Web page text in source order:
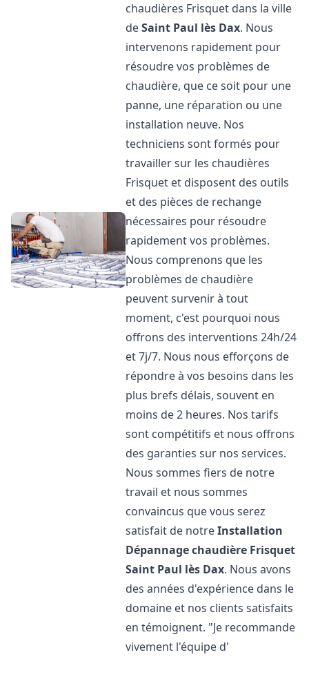
chaudières Frisquet dans la ville
deSaint Paul lès Dax. Nous
intervenons rapidement pour
résoudre vos problèmes de
chaudière, que ce soit pour une
panne, une réparation ou une
installation neuve. Nos
techniciens sont formés pour
travailler sur les chaudières
Frisquet et disposent des outils
et des pièces de rechange
nécessaires pour résoudre
rapidement vos problèmes.
Nous comprenons que les
problèmes de chaudière
peuvent survenir à tout
moment, c'est pourquoi nous
offrons des interventions 24h/24
et 7j/7. Nous nous efforçons de
répondre à vos besoins dans les
plus brefs délais, souvent en
moins de 2 heures. Nos tarifs
sont compétitifs et nous offrons
des garanties sur nos services.
Nous sommes fiers de notre
travail et nous sommes
convaincus que vous serez
satisfait de notreInstallation
Dépannage chaudière Frisquet
Saint Paul lès Dax. Nous avons
des années d'expérience dans le
domaine et nos clients satisfaits
en témoignent. "Je recommande
vivement l'équipe d'